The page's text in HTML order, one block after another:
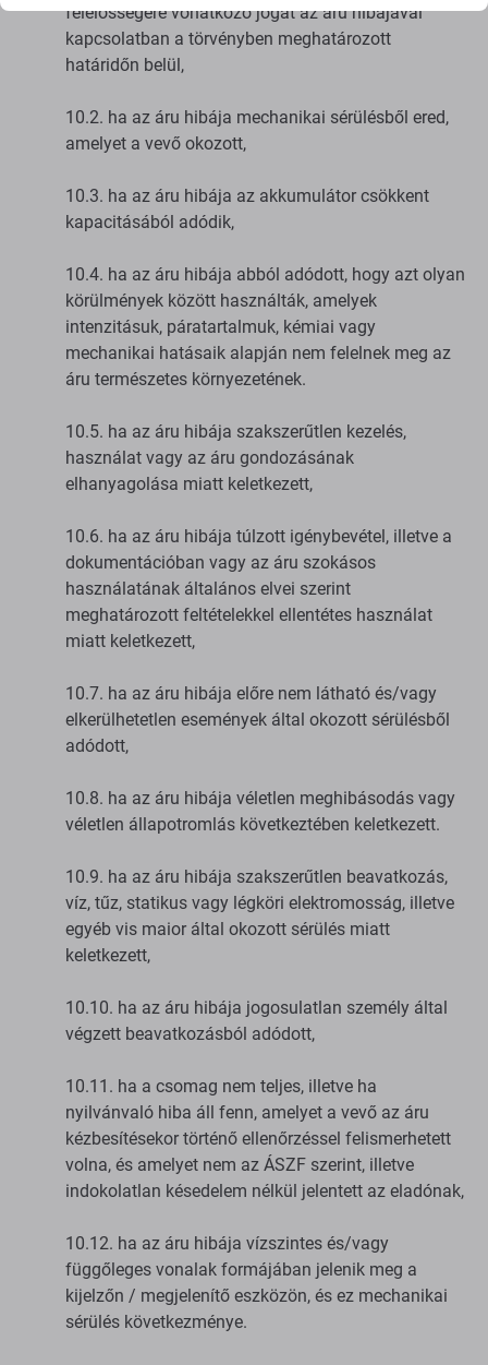
felelősségére vonatkozó jogát az áru hibájával
kapcsolatban a törvényben meghatározott
határidőn belül,
10.2. ha az áru hibája mechanikai sérülésből ered,
amelyet a vevő okozott,
10.3. ha az áru hibája az akkumulátor csökkent
kapacitásából adódik,
10.4. ha az áru hibája abból adódott, hogy azt olyan
körülmények között használták, amelyek
intenzitásuk, páratartalmuk, kémiai vagy
mechanikai hatásaik alapján nem felelnek meg az
áru természetes környezetének.
10.5. ha az áru hibája szakszerűtlen kezelés,
használat vagy az áru gondozásának
elhanyagolása miatt keletkezett,
10.6. ha az áru hibája túlzott igénybevétel, illetve a
dokumentációban vagy az áru szokásos
használatának általános elvei szerint
meghatározott feltételekkel ellentétes használat
miatt keletkezett,
10.7. ha az áru hibája előre nem látható és/vagy
elkerülhetetlen események által okozott sérülésből
adódott,
10.8. ha az áru hibája véletlen meghibásodás vagy
véletlen állapotromlás következtében keletkezett.
10.9. ha az áru hibája szakszerűtlen beavatkozás,
víz, tűz, statikus vagy légköri elektromosság, illetve
egyéb vis maior által okozott sérülés miatt
keletkezett,
10.10. ha az áru hibája jogosulatlan személy által
végzett beavatkozásból adódott,
10.11. ha a csomag nem teljes, illetve ha
nyilvánvaló hiba áll fenn, amelyet a vevő az áru
kézbesítésekor történő ellenőrzéssel felismerhetett
volna, és amelyet nem az ÁSZF szerint, illetve
indokolatlan késedelem nélkül jelentett az eladónak,
10.12. ha az áru hibája vízszintes és/vagy
függőleges vonalak formájában jelenik meg a
kijelzőn / megjelenítő eszközön, és ez mechanikai
sérülés következménye.